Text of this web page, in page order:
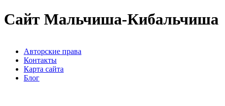
Сайт Мальчиша-Кибальчиша
Авторские права
Контакты
Карта сайта
Блог